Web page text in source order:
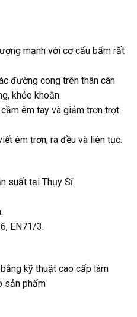
mạnh với cơ cấu bấm rất
đường cong trên thân cân
khỏe khoắn.
êm tay và giảm trơn trợt
êm trơn, ra đều và liên tục.
suất tại Thụy Sĩ.
EN71/3.
kỹ thuật cao cấp làm
sản phẩm